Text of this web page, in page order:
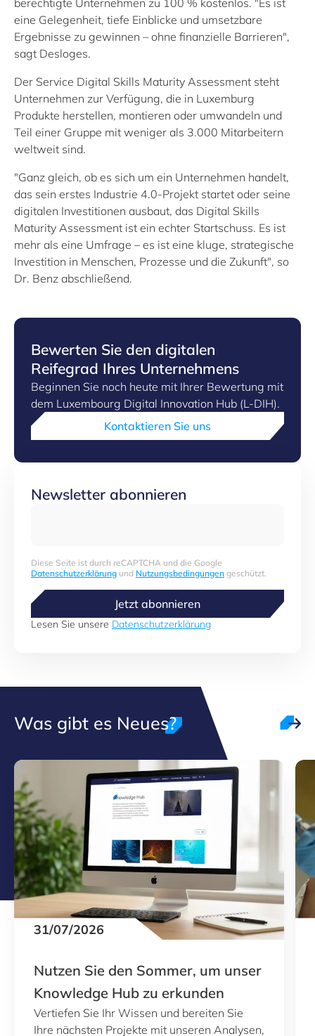
berechtigte Unternehmen zu 100 % kostenlos. "Es ist
eine Gelegenheit, tiefe Einblicke und umsetzbare
Ergebnisse zu gewinnen – ohne finanzielle Barrieren",
sagt Desloges.
Der Service Digital Skills Maturity Assessment steht
Unternehmen zur Verfügung, die in Luxemburg
Produkte herstellen, montieren oder umwandeln und
Teil einer Gruppe mit weniger als 3.000 Mitarbeitern
weltweit sind.
"Ganz gleich, ob es sich um ein Unternehmen handelt,
das sein erstes Industrie 4.0-Projekt startet oder seine
digitalen Investitionen ausbaut, das Digital Skills
Maturity Assessment ist ein echter Startschuss. Es ist
mehr als eine Umfrage – es ist eine kluge, strategische
Investition in Menschen, Prozesse und die Zukunft", so
Dr. Benz abschließend.
Bewerten Sie den digitalen
Reifegrad Ihres Unternehmens
Beginnen Sie noch heute mit Ihrer Bewertung mit
dem Luxembourg Digital Innovation Hub (L-DIH).
Kontaktieren Sie uns
Newsletter abonnieren
Diese Seite ist durch reCAPTCHA und die Google
Datenschutzerklärung und Nutzungsbedingungen geschützt.
Jetzt abonnieren
Lesen Sie unsere Datenschutzerklärung
Was gibt es Neues?
31/07/2026
Nutzen Sie den Sommer, um unser
Knowledge Hub zu erkunden
Vertiefen Sie Ihr Wissen und bereiten Sie
Ihre nächsten Projekte mit unseren Analysen,